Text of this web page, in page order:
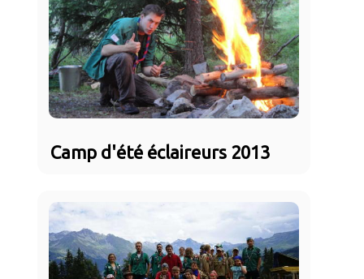
Camp d'été éclaireurs 2013